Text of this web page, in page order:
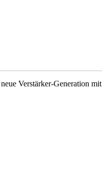
Verstärker-Generation